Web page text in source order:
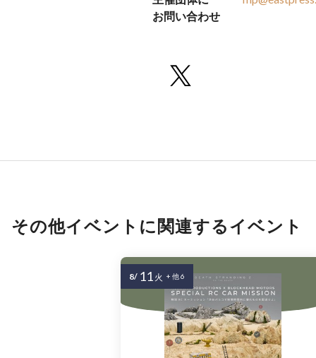
お問い合わせ
その他イベントに関連するイベント
8/ 11 火 + 他 6